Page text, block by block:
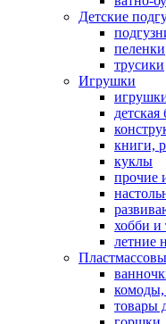
Детские
пеленки
трусики
Игрушки
книги,
куклы
прочие
хобби и
летние
товары